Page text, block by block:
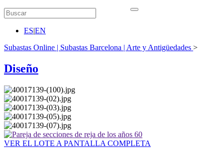
ES|EN
Subastas Online | Subastas Barcelona | Arte y Antigüedades >
Diseño
VER EL LOTE A PANTALLA COMPLETA